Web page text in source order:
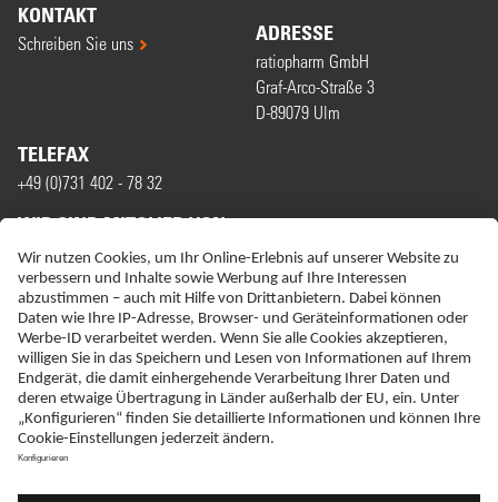
KONTAKT
Schreiben Sie uns ADRESSE
ratiopharm GmbH
Graf-Arco-Straße 3
D-89079 Ulm
TELEFAX
+49 (0)731 402 - 78 32
WIR SIND MITGLIED VON
ERKLÄRUNG ZUR BARRIEREFREIHEIT
IMPRESSUM
NEBENWIRKUNGSANZEIGEN